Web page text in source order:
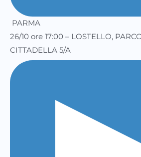
PARMA
26/10 ore 17:00 – LOSTELLO,
CITTADELLA 5/A